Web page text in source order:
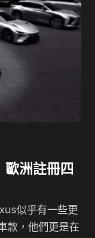
洲註冊四
似乎有一些更
款，他們更是在